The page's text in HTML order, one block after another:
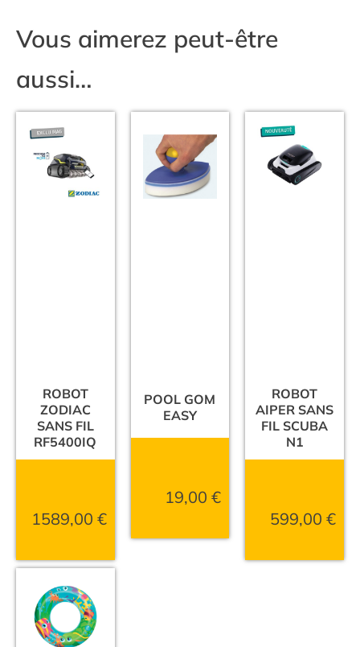
Vous aimerez peut-être
aussi…
ROBOT
ZODIAC
SANS FIL
RF5400IQ
1589,00 €
POOL GOM
EASY
19,00€
ROBOT
AIPER SANS
FIL SCUBA
N1
599,00 €